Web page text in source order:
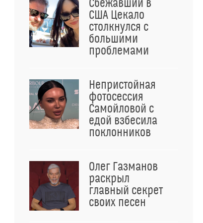
Сбежавший в
США Цекало
столкнулся с
большими
проблемами
Непристойная
фотосессия
Самойловой с
едой взбесила
поклонников
Олег Газманов
раскрыл
главный секрет
своих песен